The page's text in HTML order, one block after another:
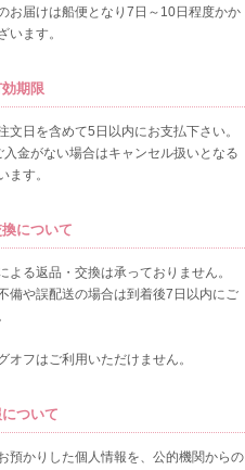
お届けは船便となり7日～10日程度かか
います。
期限
文日を含めて5日以内にお支払下さい。
入金がない場合はキャンセル扱いとなる
ます。
について
よる返品・交換は承っておりません。
備や誤配送の場合は到着後7日以内にご
オフはご利用いただけません。
ついて
預かりした個人情報を、公的機関からの